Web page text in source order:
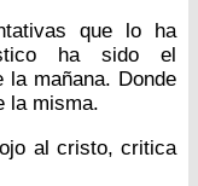
que lo ha
ha sido el
la mañana. Donde
la misma.
al cristo, critica